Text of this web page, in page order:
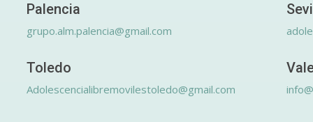
Palencia
grupo.alm.palencia@gmail.com
Toledo
Adolescencialibremovilestoledo@gmail.com